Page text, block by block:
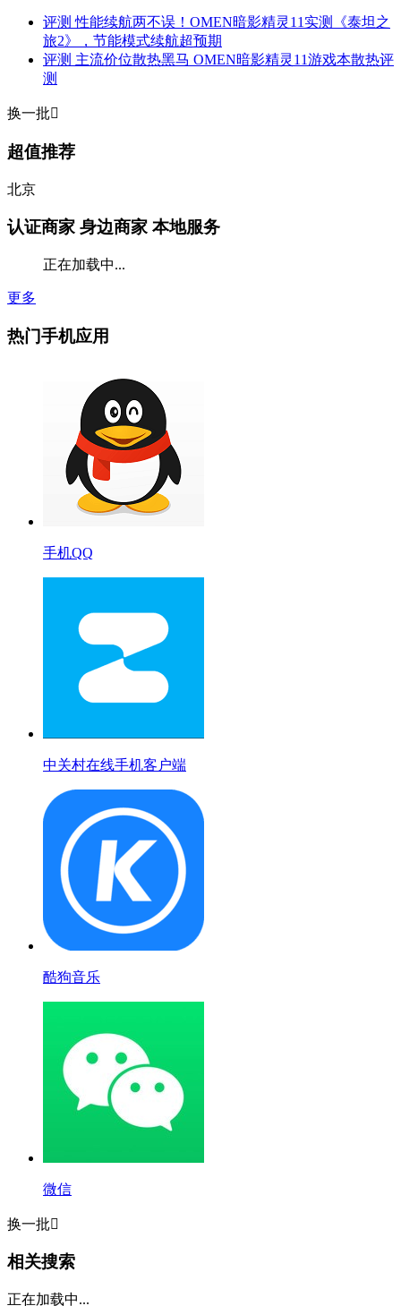
评测 性能续航两不误！OMEN暗影精灵11实测《泰坦之
旅2》，节能模式续航超预期
评测 主流价位散热黑马 OMEN暗影精灵11游戏本散热评
测
换一批
超值推荐
北京
认证商家 身边商家 本地服务
正在加载中...
更多
热门手机应用
手机QQ
中关村在线手机客户端
酷狗音乐
微信
换一批
相关搜索
正在加载中...